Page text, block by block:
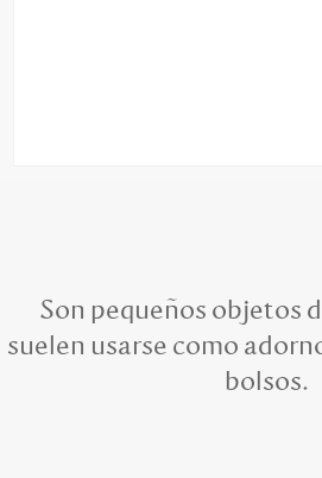
Son pequeños objetos
suelen usarse como
bolsos.